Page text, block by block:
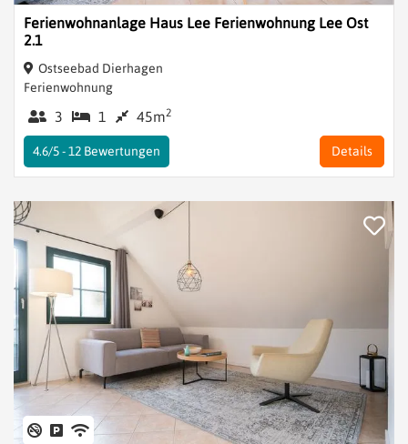
Ferienwohnanlage Haus Lee Ferienwohnung Lee Ost
2.1
Ostseebad Dierhagen
Ferienwohnung
3 1 45m2
Details
4.6/5 -12 Bewertungen